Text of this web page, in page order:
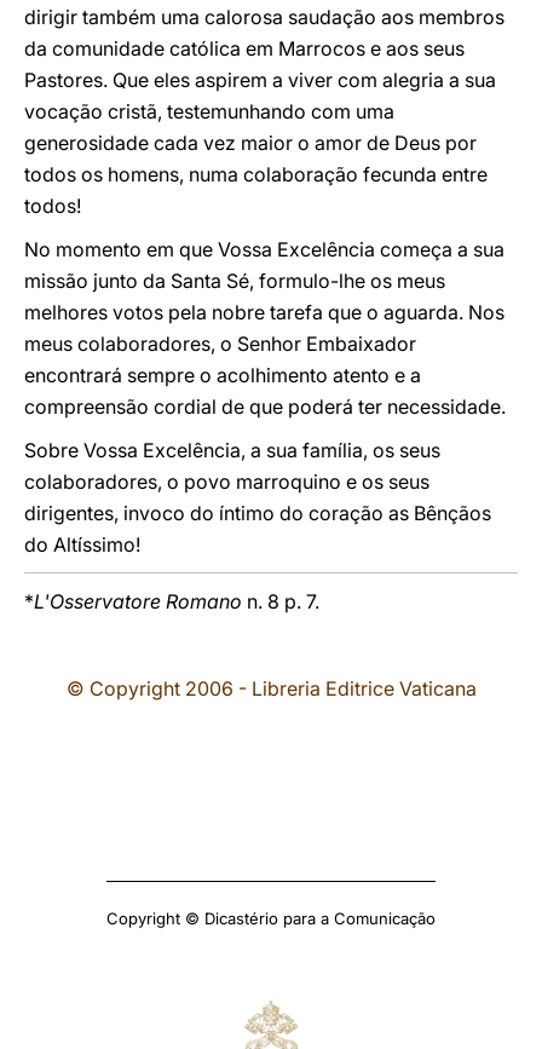
dirigir também uma calorosa saudação aos membros
da comunidade católica em Marrocos e aos seus
Pastores. Que eles aspirem a viver com alegria a sua
vocação cristã, testemunhando com uma
generosidade cada vez maior o amor de Deus por
todos os homens, numa colaboração fecunda entre
todos!
No momento em que Vossa Excelência começa a sua
missão junto da Santa Sé, formulo-lhe os meus
melhores votos pela nobre tarefa que o aguarda. Nos
meus colaboradores, o Senhor Embaixador
encontrará sempre o acolhimento atento e a
compreensão cordial de que poderá ter necessidade.
Sobre Vossa Excelência, a sua família, os seus
colaboradores, o povo marroquino e os seus
dirigentes, invoco do íntimo do coração as Bênçãos
do Altíssimo!
*L'Osservatore Romano n. 8 p. 7.
© Copyright 2006 - Libreria Editrice Vaticana
Copyright © Dicastério para a Comunicação